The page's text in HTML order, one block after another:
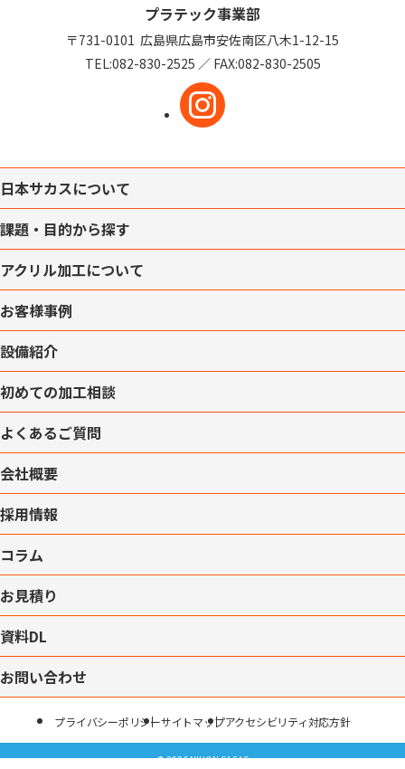
プラテック事業部
〒731-0101 広島県広島市安佐南区八木1-12-15
TEL:082-830-2525 ／ FAX:082-830-2505
日本サカスについて
課題・目的から探す
アクリル加工について
お客様事例
設備紹介
初めての加工相談
よくあるご質問
会社概要
採用情報
コラム
お見積り
資料DL
お問い合わせ
プライバシーポリシーサイトマップアクセシビリティ対応方針
© 2026 NIHON SACAS